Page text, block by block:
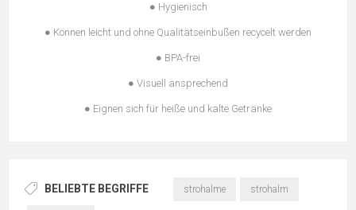
● Hygienisch
● Können leicht und ohne Qualitätseinbußen recycelt werden
● BPA-frei
● Visuell ansprechend
● Eignen sich für heiße und kalte Getränke
BELIEBTE BEGRIFFE strohalme strohalm